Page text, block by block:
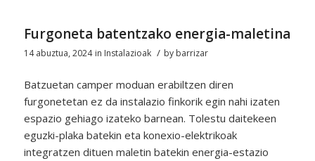
Furgoneta batentzako energia-maletina
14 abuztua, 2024 in Instalazioak / by barrizar
Batzuetan camper moduan erabiltzen diren
furgonetetan ez da instalazio finkorik egin nahi izaten
espazio gehiago izateko barnean. Tolestu daitekeen
eguzki-plaka batekin eta konexio-elektrikoak
integratzen dituen maletin batekin energia-estazio